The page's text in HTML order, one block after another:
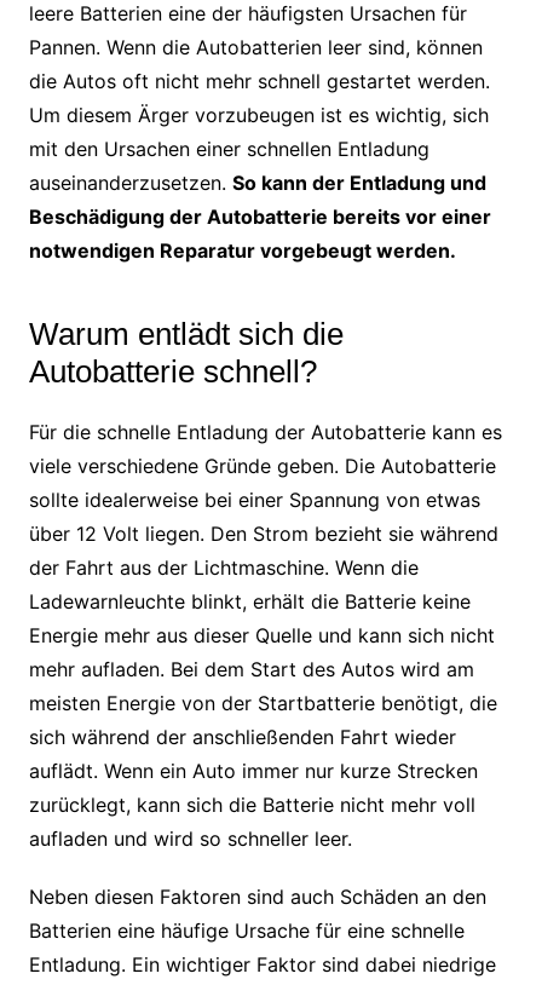
leere Batterien eine der häufigsten Ursachen für
Pannen. Wenn die Autobatterien leer sind, können
die Autos oft nicht mehr schnell gestartet werden.
Um diesem Ärger vorzubeugen ist es wichtig, sich
mit den Ursachen einer schnellen Entladung
auseinanderzusetzen. So kann der Entladung und
Beschädigung der Autobatterie bereits vor einer
notwendigen Reparatur vorgebeugt werden.
Warum entlädt sich die
Autobatterie schnell?
Für die schnelle Entladung der Autobatterie kann es
viele verschiedene Gründe geben. Die Autobatterie
sollte idealerweise bei einer Spannung von etwas
über 12 Volt liegen. Den Strom bezieht sie während
der Fahrt aus der Lichtmaschine. Wenn die
Ladewarnleuchte blinkt, erhält die Batterie keine
Energie mehr aus dieser Quelle und kann sich nicht
mehr aufladen. Bei dem Start des Autos wird am
meisten Energie von der Startbatterie benötigt, die
sich während der anschließenden Fahrt wieder
auflädt. Wenn ein Auto immer nur kurze Strecken
zurücklegt, kann sich die Batterie nicht mehr voll
aufladen und wird so schneller leer.
Neben diesen Faktoren sind auch Schäden an den
Batterien eine häufige Ursache für eine schnelle
Entladung. Ein wichtiger Faktor sind dabei niedrige